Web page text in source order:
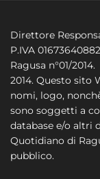
Direttore
P.IVA
Ragusa n°01/2014.
2014. Questo sito
nomi, logo,
sono soggetti a
database e/o altri
Quotidiano di
pubblico.